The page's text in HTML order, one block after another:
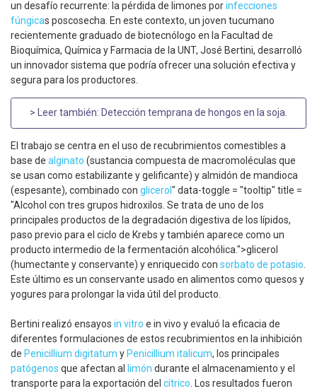
un desafío recurrente: la pérdida de limones porinfecciones
fúngicas poscosecha. En este contexto, un joven tucumano
recientemente graduado de biotecnólogo en la Facultad de
Bioquímica, Química y Farmacia de la UNT, José Bertini, desarrolló
un innovador sistema que podría ofrecer una solución efectiva y
segura para los productores.
> Leer también: Detección temprana de hongos en la soja
El trabajo se centra en el uso de recubrimientos comestibles a
base de alginato (sustancia compuesta de macromoléculas que
se usan como estabilizante y gelificante) y almidón de mandioca
(espesante), combinado con glicerol" data-toggle = "tooltip" title =
"Alcohol con tres grupos hidroxilos. Se trata de uno de los
principales productos de la degradación digestiva de los lípidos,
paso previo para el ciclo de Krebs y también aparece como un
producto intermedio de la fermentación alcohólica.">glicerol
(humectante y conservante) y enriquecido con sorbato de potasio
Este último es un conservante usado en alimentos como quesos y
yogures para prolongar la vida útil del producto.
Bertini realizó ensayos in vitro e in vivo y evaluó la eficacia de
diferentes formulaciones de estos recubrimientos en la inhibición
de Penicillium digitatum yPenicillium italicum, los principales
patógenos que afectan al limón durante el almacenamiento y el
transporte para la exportación del cítrico . Los resultados fueron